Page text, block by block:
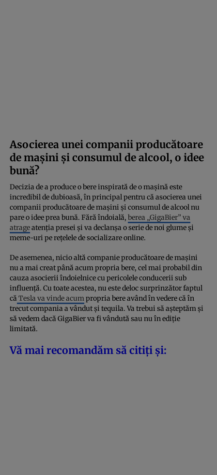
Asocierea unei companii producătoare
de mașini și consumul de alcool, o idee
bună?
Decizia de a produce o bere inspirată de o mașină este
incredibil de dubioasă, în principal pentru că asocierea unei
companii producătoare de mașini și consumul de alcool nu
pare o idee prea bună. Fără îndoială, berea „GigaBier” va
atrageatenția presei și va declanșa o serie de noi glume și
meme-uri pe rețelele de socializare online.
De asemenea, nicio altă companie producătoare de mașini
nu a mai creat până acum propria bere, cel mai probabil din
cauza asocierii îndoielnice cu pericolele conducerii sub
influență. Cu toate acestea, nu este deloc surprinzător faptul
că Tesla va vinde acumpropria bere având în vedere că în
trecut compania a vândut și tequila. Va trebui să așteptăm și
să vedem dacă GigaBier va fi vândută sau nu în ediție
limitată.
Vă mai recomandăm să citiți și: